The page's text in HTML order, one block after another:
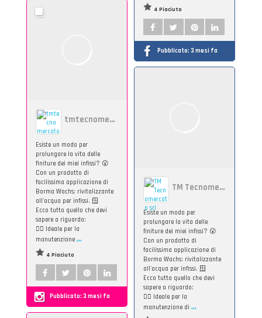
4 Piaciuto
Pubblicato: 3 mesi fa
tmtecnomercato
Esiste un modo per
prolungare la vita delle
finiture dei miei infissi? 😮
Con un prodotto di
facilissima applicazione di
Borma Wachs: rivitalizzante
all'acqua per infissi. 🪟
Ecco tutto quello che devi
sapere a riguardo:
👉🏻 Ideale per la
manutenzione...
4 Piaciuto
Pubblicato: 3 mesi fa
TM Tecnomercato srl
Esiste un modo per
prolungare la vita delle
finiture dei miei infissi? 😮
Con un prodotto di
facilissima applicazione di
Borma Wachs: rivitalizzante
all'acqua per infissi. 🪟
Ecco tutto quello che devi
sapere a riguardo:
👉🏻 Ideale per la
manutenzione di ...